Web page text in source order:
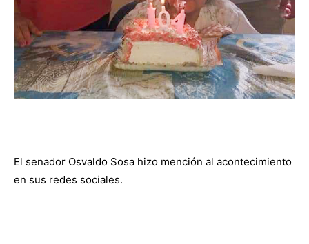
El senador Osvaldo Sosa hizo mención al acontecimiento
en sus redes sociales.